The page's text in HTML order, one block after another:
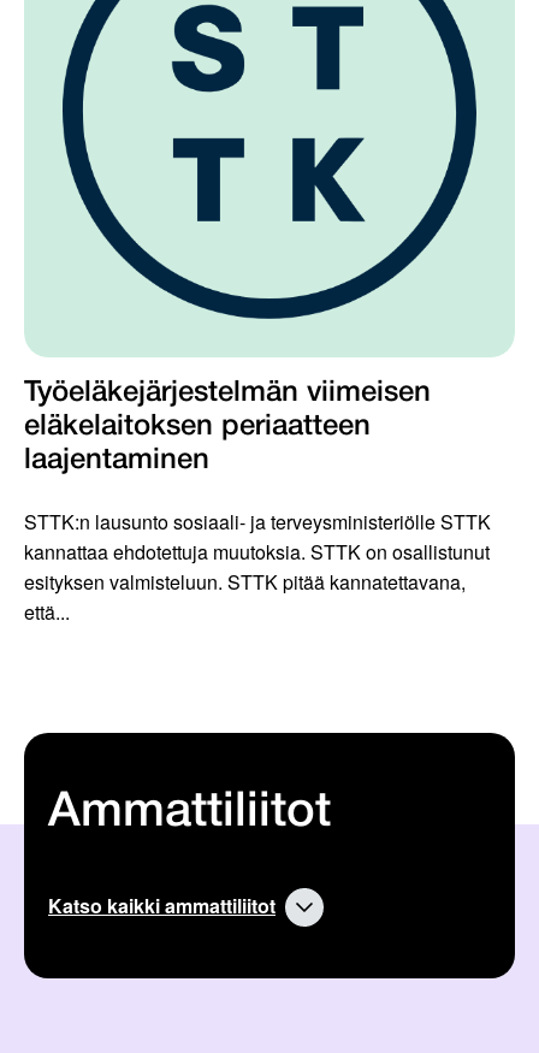
Työeläkejärjestelmän viimeisen
eläkelaitoksen periaatteen
laajentaminen
STTK:n lausunto sosiaali- ja terveysministeriölle STTK
kannattaa ehdotettuja muutoksia. STTK on osallistunut
esityksen valmisteluun. STTK pitää kannatettavana,
että...
Ammattiliitot
Katso kaikki ammattiliitot